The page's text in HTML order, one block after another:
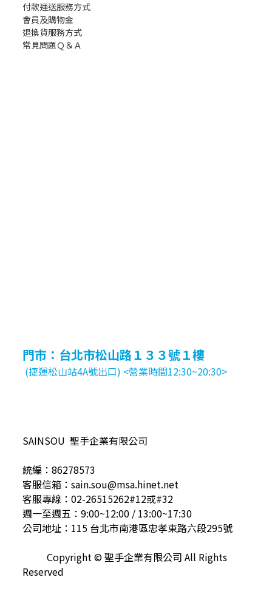
付款運送服務方式
會員及購物金
退換貨服務方式
常見問題Ｑ＆Ａ
門市：台北市松山路１３３號１樓
(捷運松山站4A號出口) <營業時間12:30~20:30>
SAINSOU 聖手企業有限公司
統編：86278573
客服信箱：sain.sou@msa.hinet.net
客服專線：02-26515262#12或#32
週一至週五：9:00~12:00 / 13:00~17:30
公司地址：115 台北市南港區忠孝東路六段295號
Copyright © 聖手企業有限公司 All Rights
Reserved